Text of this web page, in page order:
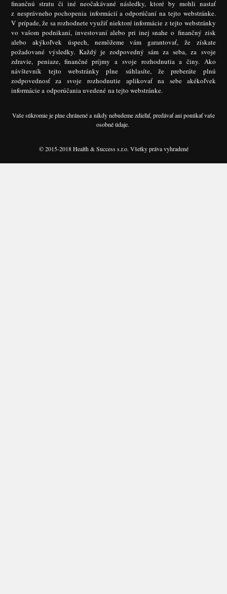
finančnú stratu či iné neočakávané následky, ktoré by mohli nastať
z nesprávneho pochopenia informácií a odporúčaní na tejto webstránke.
V prípade, že sa rozhodnete využiť niektoré informácie z tejto webstránky
vo vašom podnikaní, investovaní alebo pri inej snahe o finančný zisk
alebo akýkoľvek úspech, nemôžeme vám garantovať, že získate
požadované výsledky. Každý je zodpovedný sám za seba, za svoje
zdravie, peniaze, finančné príjmy a svoje rozhodnutia a činy. Ako
návštevník tejto webstránky plne súhlasíte, že preberáte plnú
zodpovednosť za svoje rozhodnutie aplikovať na sebe akékoľvek
informácie a odporúčania uvedené na tejto webstránke.
Vaše súkromie je plne chránené a nikdy nebudeme zdieľať, predávať ani ponúkať vaše
osobné údaje.
© 2015-2018 Health & Success s.r.o. Všetky práva vyhradené